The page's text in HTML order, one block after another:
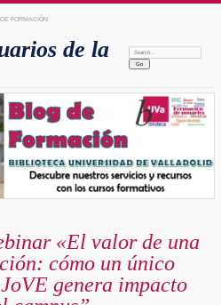
FORMACIÓN
de la
Search:
«El valor de una
cómo un único
genera impacto